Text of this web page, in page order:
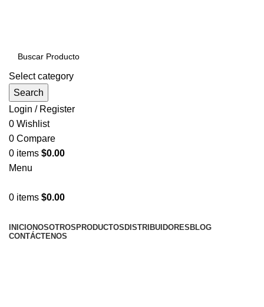
Select category
Search
Login / Register
0 Wishlist
0 Compare
0 items $0.00
Menu
0 items $0.00
INICIONOSOTROS PRODUCTOS DISTRIBUIDORES BLOG
CONTÁCTENOS